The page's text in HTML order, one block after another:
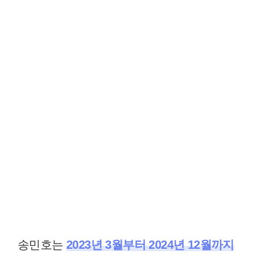
송민호는 2023년 3월부터 2024년 12월까지